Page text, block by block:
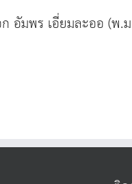
อัมพร เอี่ยมละออ (พ.